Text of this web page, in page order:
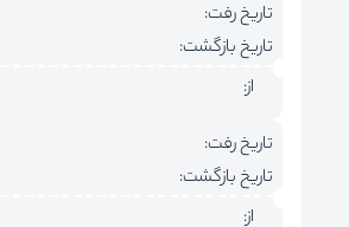
تاریخ رفت:
تاریخ بازگشت:
از:
تاریخ رفت:
تاریخ بازگشت:
از: